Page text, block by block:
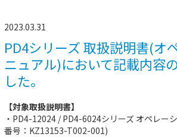
2023.03.31
PD4シリーズ 取扱説明書(オ
ニュアル)において記載内容
した。
【対象取扱説明書】
・PD4-12024 / PD4-6024シリーズ オペレー
番号：KZ13153-T002-001)